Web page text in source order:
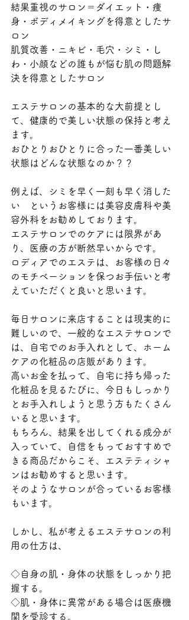
結果重視のサロン＝ダイエット・痩
身・ボディメイキングを得意としたサ
ロン
肌質改善・ニキビ・毛穴・シミ・し
わ・小顔などの誰もが悩む肌の問題解
決を得意としたサロン
エステサロンの基本的な大前提とし
て、健康的で美しい状態の保持と考え
ます。
おひとりおひとりに合った一番美しい
状態はどんな状態なのか？？
例えば、シミを早く一刻も早く消した
い　というお客様には美容皮膚科や美
容外科をお勧めしております。
エステサロンでのケアには限界があ
り、医療の方が断然早いからです。
ロディアでのエステは、お客様の日々
のモチベーションを保つお手伝いと考
えていただくと良いと思います。
毎日サロンに来店することは現実的に
難しいので、一般的なエステサロンで
は、自宅でのお手入れとして、ホーム
ケアの化粧品の店販があります。
高いお金を払って、自宅に持ち帰った
化粧品を見るたびに、今日もしっかり
とお手入れしようと思う方もたくさん
いると思います。
もちろん、結果を出してくれる成分が
入っていて、自信をもっておすすめで
きる商品だからこそ、エステティシャ
ンはお勧めすると思います。
そのようなサロンが合っているお客様
もいます。
しかし、私が考えるエステサロンの利
用の仕方は、
◇自身の肌・身体の状態をしっかり把
握する。
◇肌・身体に異常がある場合は医療機
関を受診する。